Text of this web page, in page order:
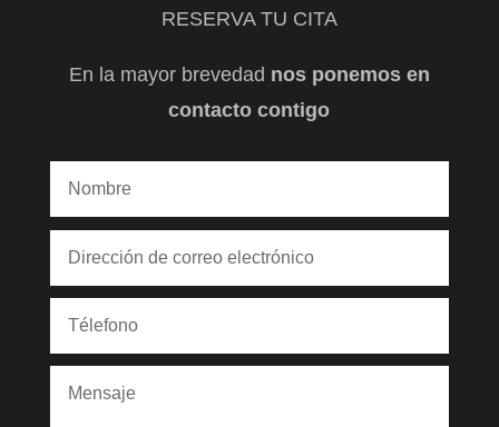
RESERVA TU CITA
En la mayor brevedad nos ponemos en
contacto contigo